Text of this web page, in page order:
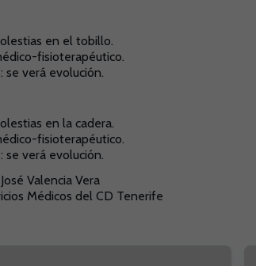
en el tobillo.
fisioterapéutico.
se verá evolución.
en la cadera.
fisioterapéutico.
se verá evolución.
Valencia Vera
Médicos del CD Tenerife